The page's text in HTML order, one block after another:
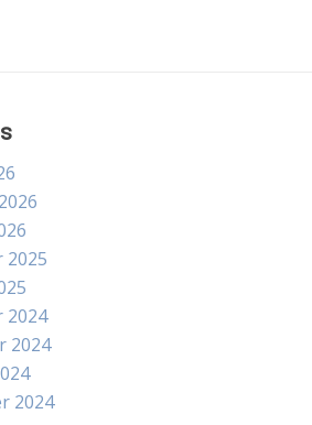
2025
2024
2024
2024